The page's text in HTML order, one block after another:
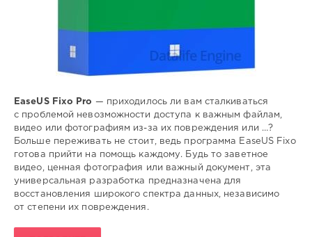
EaseUS Fixo Pro — приходилось ли вам сталкиваться
с проблемой невозможности доступа к важным файлам,
видео или фотографиям из-за их повреждения или …?
Больше переживать не стоит, ведь программа EaseUS Fixo
готова прийти на помощь каждому. Будь то заветное
видео, ценная фотография или важный документ, эта
универсальная разработка предназначена для
восстановления широкого спектра данных, независимо
от степени их повреждения.